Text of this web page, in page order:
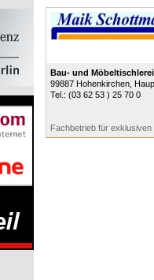
Bau- und
99887 Hohenkirchen,
Tel.: (03 62 53 ) 25 70 0
Fachbetrieb für exklusiven